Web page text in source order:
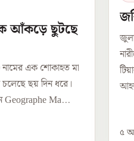
আঁকড়ে ছুটছে
নামের এক শোকাহত মা
ছয় দিন ধরে।
Geographe Ma...
৫